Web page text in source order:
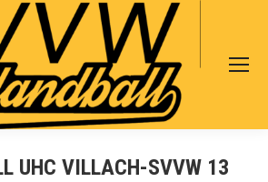
Search:
UHC VILLACH-SVVW 13